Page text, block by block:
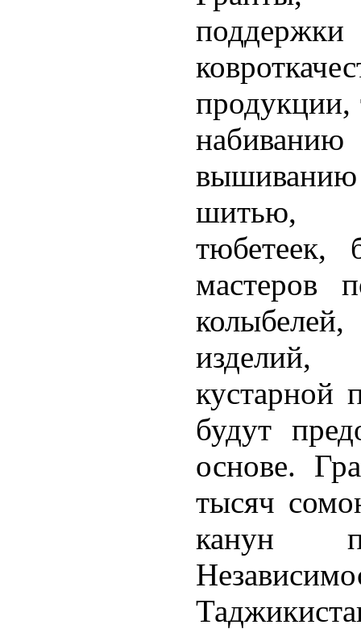
продукции,
шитью,
тюбетеек,
мастеров
изделий,
кустарной
будут
основе.
тысяч
канун